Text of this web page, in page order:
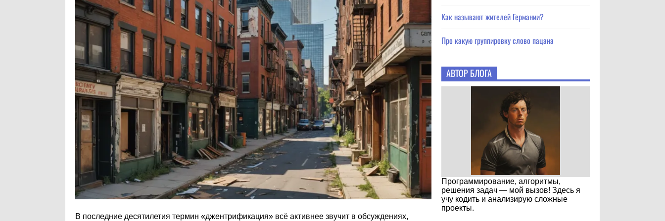
В последние десятилетия термин «джентрификация» всё активнее звучит в обсуждениях,
Как называют жителей Германии?
Про какую группировку слово пацана
АВТОР БЛОГА
Программирование, алгоритмы,
решения задач — мой вызов! Здесь я
учу кодить и анализирую сложные
проекты.